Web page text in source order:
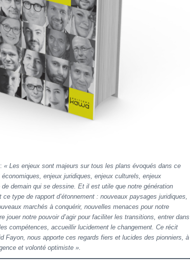
« Les enjeux sont majeurs sur tous les plans évoqués dans ce
enjeux juridiques, enjeux culturels, enjeux
demain qui se dessine. Et il est utile que notre génération
type de rapport d’étonnement : nouveaux paysages juri­diques,
marchés à conquérir, nouvelles menaces pour notre
notre pouvoir d’agir pour faciliter les transitions, entrer dans
compétences, accueillir lucidement le changement. Ce récit
Fayon, nous apporte ces regards fiers et lucides des pionniers, à
et volonté optimiste ».